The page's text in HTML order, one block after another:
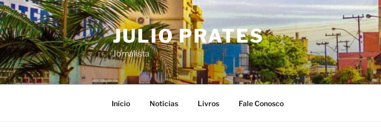
Pular
para
o
conteúdo
JULIO PRATES
Jornalista
Início Notícias Livros Fale Conosco